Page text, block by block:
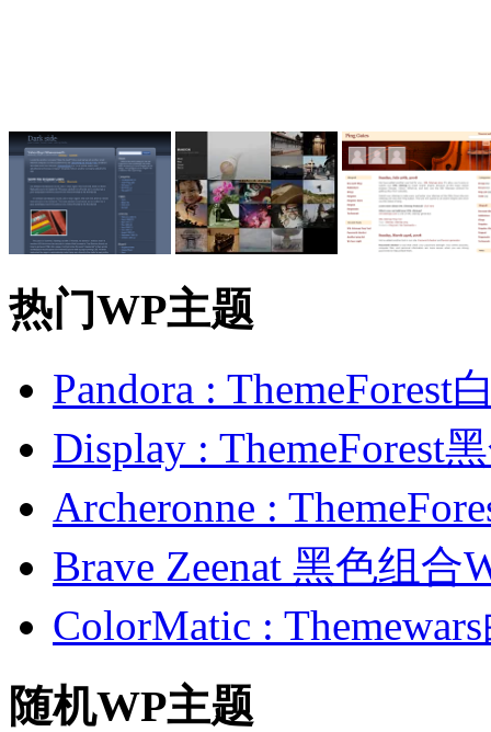
热门WP主题
Pandora : ThemeForest
Display : ThemeForest
Archeronne :
Brave Zeenat 黑色组合
ColorMatic :
随机WP主题